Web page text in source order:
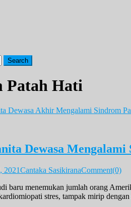
Patah Hati
Dewasa
2021Cantaka SasikiranaComment(0)
baru menemukan jumlah orang
stres, tampak mirip